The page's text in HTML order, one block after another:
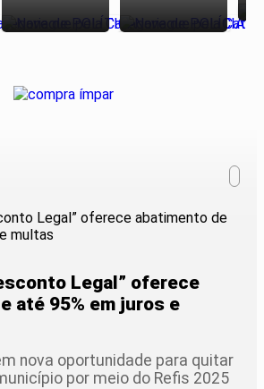
Legal” oferece
até 95% em juros e
nova oportunidade para quitar
por meio do Refis 2025